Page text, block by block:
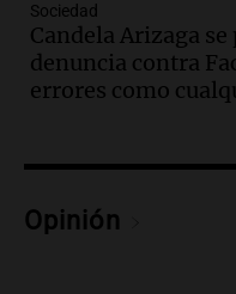
Episodios
Audio.Cierre
Cristo
nieve se
prácticas
Sociedad
Candela Arizaga
denuncia contra
errores como
Opinión